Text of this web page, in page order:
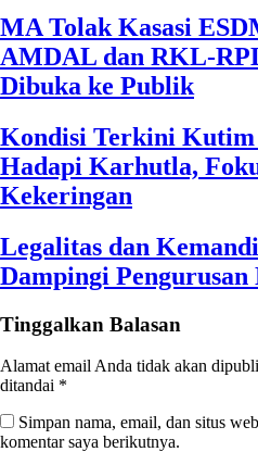
MA Tolak Kasasi
AMDAL dan RKL-
Dibuka ke Publik
Kondisi Terkini
Hadapi Karhutla,
Kekeringan
Legalitas dan
Dampingi
Tinggalkan Balasan
Alamat email Anda tidak akan
ditandai *
Simpan nama, email, dan situs
komentar saya berikutnya.